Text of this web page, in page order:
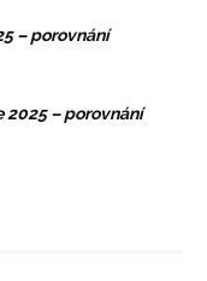
– porovnání
2025 – porovnání